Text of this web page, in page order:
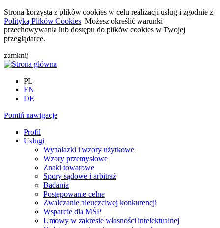
Strona korzysta z plików cookies w celu realizacji usług i zgodnie z
Polityką Plików Cookies. Możesz określić warunki
przechowywania lub dostępu do plików cookies w Twojej
przeglądarce.
zamknij
PL
EN
DE
Pomiń nawigacje
Profil
Usługi
Wynalazki i wzory użytkowe
Wzory przemysłowe
Znaki towarowe
Spory sądowe i arbitraż
Badania
Postępowanie celne
Zwalczanie nieuczciwej konkurencji
Wsparcie dla MŚP
Umowy w zakresie własności intelektualnej